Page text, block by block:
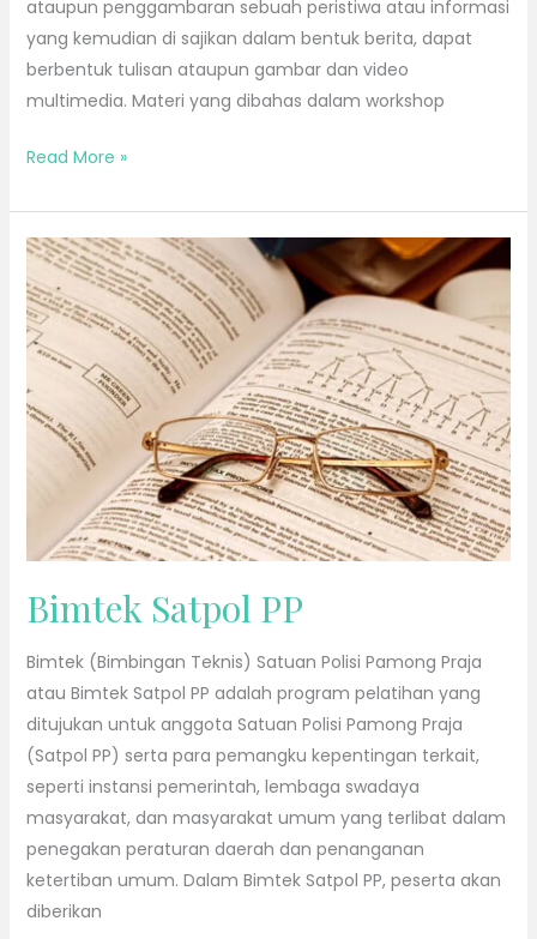
ataupun penggambaran sebuah peristiwa atau informasi
yang kemudian di sajikan dalam bentuk berita, dapat
berbentuk tulisan ataupun gambar dan video
multimedia. Materi yang dibahas dalam workshop
Read More »
Bimtek Satpol PP
Bimtek (Bimbingan Teknis) Satuan Polisi Pamong Praja
atau Bimtek Satpol PP adalah program pelatihan yang
ditujukan untuk anggota Satuan Polisi Pamong Praja
(Satpol PP) serta para pemangku kepentingan terkait,
seperti instansi pemerintah, lembaga swadaya
masyarakat, dan masyarakat umum yang terlibat dalam
penegakan peraturan daerah dan penanganan
ketertiban umum. Dalam Bimtek Satpol PP, peserta akan
diberikan
Bimtek
Satpol
PP